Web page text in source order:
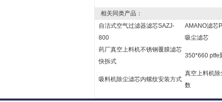
相关同类产品：
自洁式空气过滤器滤芯SAZJ-
800
AMANO滤芯
吸尘滤芯
药厂真空上料机不锈钢覆膜滤芯
快拆式
350*660 ptfe
吸料机除尘滤芯内螺纹安装方式
真空上料机
数